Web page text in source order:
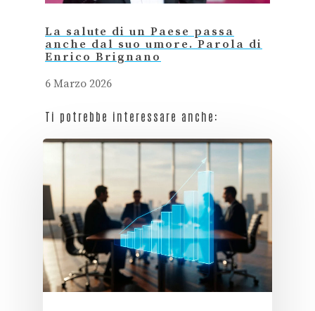
La salute di un Paese passa
anche dal suo umore. Parola di
Enrico Brignano
6 Marzo 2026
Ti potrebbe interessare anche: